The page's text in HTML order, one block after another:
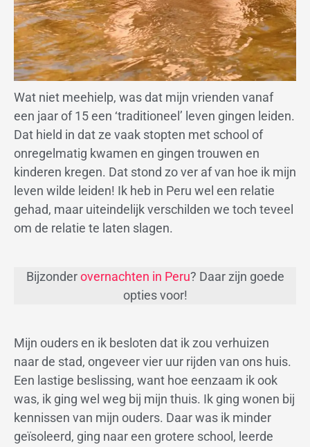
Wat niet meehielp, was dat mijn vrienden vanaf
een jaar of 15 een ‘traditioneel’ leven gingen leiden.
Dat hield in dat ze vaak stopten met school of
onregelmatig kwamen en gingen trouwen en
kinderen kregen. Dat stond zo ver af van hoe ik mijn
leven wilde leiden! Ik heb in Peru wel een relatie
gehad, maar uiteindelijk verschilden we toch teveel
om de relatie te laten slagen.
Bijzonderovernachten in Peru? Daar zijn goede
opties voor!
Mijn ouders en ik besloten dat ik zou verhuizen
naar de stad, ongeveer vier uur rijden van ons huis.
Een lastige beslissing, want hoe eenzaam ik ook
was, ik ging wel weg bij mijn thuis. Ik ging wonen bij
kennissen van mijn ouders. Daar was ik minder
geïsoleerd, ging naar een grotere school, leerde